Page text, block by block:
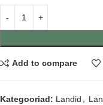
Add to compare
Kategooriad: Landid